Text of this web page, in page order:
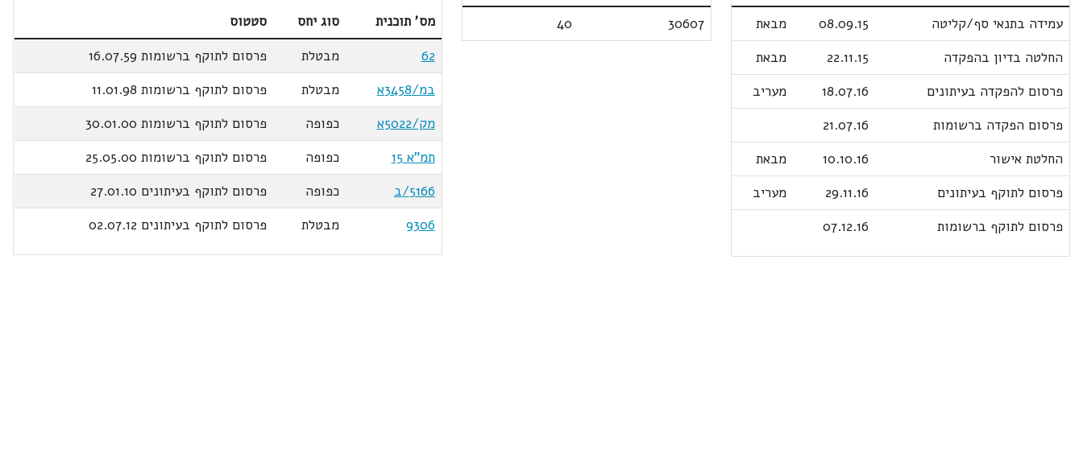
עמידה בתנאי סף/קליטה
08.09.15
מבאת
החלטה בדיון בהפקדה
22.11.15
מבאת
פרסום להפקדה בעיתונים
18.07.16
מעריב
פרסום הפקדה ברשומות
21.07.16
החלטת אישור
10.10.16
מבאת
פרסום לתוקף בעיתונים
29.11.16
מעריב
פרסום לתוקף ברשומות
07.12.16
30607
40 מס' תוכנית סוג יחס
סטטוס
62
מבטלת
פרסום לתוקף ברשומות 16.07.59
במ/3458א
מבטלת
פרסום לתוקף ברשומות 11.01.98
מק/5022א
כפופה
פרסום לתוקף ברשומות 30.01.00
תמ"א 15
כפופה
פרסום לתוקף ברשומות 25.05.00
5166/ב
כפופה
פרסום לתוקף בעיתונים 27.01.10
9306
מבטלת פרסום לתוקף בעיתונים 02.07.12